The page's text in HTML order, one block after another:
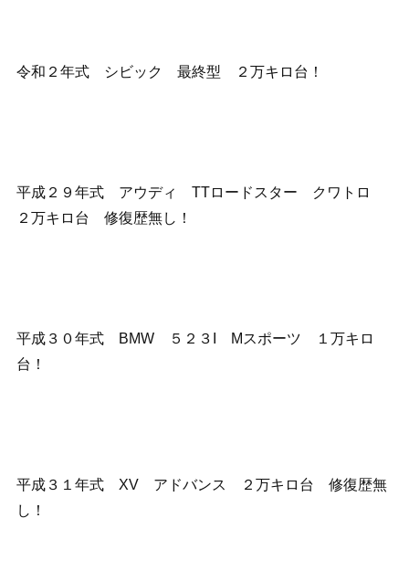
令和２年式 シビック 最終型 ２万キロ台！
平成２９年式 アウディ TTロードスター クワトロ
２万キロ台 修復歴無し！
平成３０年式 BMW ５２３I Mスポーツ １万キロ
台！
平成３１年式 XV アドバンス ２万キロ台 修復歴無
し！